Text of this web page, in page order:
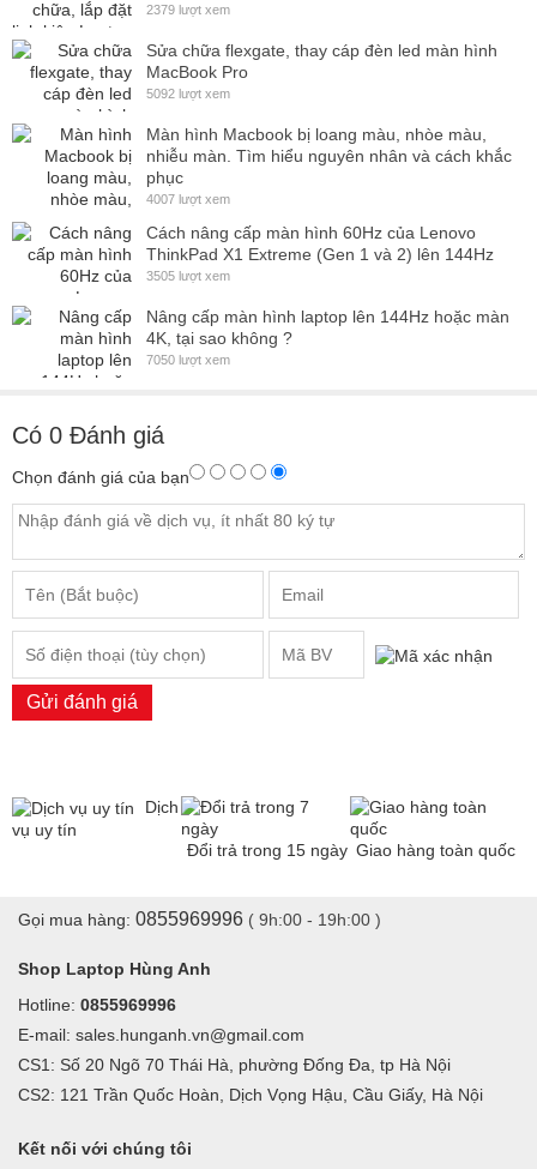
2379 lượt xem
Sửa chữa flexgate, thay cáp đèn led màn hình
MacBook Pro
5092 lượt xem
Màn hình Macbook bị loang màu, nhòe màu,
nhiễu màn. Tìm hiểu nguyên nhân và cách khắc
phục
4007 lượt xem
Cách nâng cấp màn hình 60Hz của Lenovo
ThinkPad X1 Extreme (Gen 1 và 2) lên 144Hz
3505 lượt xem
Nâng cấp màn hình laptop lên 144Hz hoặc màn
4K, tại sao không ?
7050 lượt xem
Có 0 Đánh giá
Chọn đánh giá của bạn
Gửi đánh giá
Dịch
vụ uy tín
Đổi trả trong 15 ngày Giao hàng toàn quốc
Gọi mua hàng: 0855969996 ( 9h:00 - 19h:00 )
Shop Laptop Hùng Anh
Hotline: 0855969996
E-mail: sales.hunganh.vn@gmail.com
CS1: Số 20 Ngõ 70 Thái Hà, phường Đống Đa, tp Hà Nội
CS2: 121 Trần Quốc Hoàn, Dịch Vọng Hậu, Cầu Giấy, Hà Nội
Kết nối với chúng tôi